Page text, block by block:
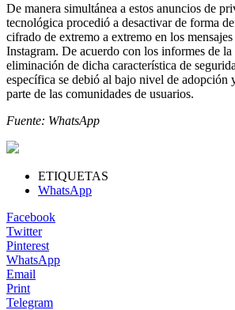
De manera simultánea a estos anuncios de
tecnológica procedió a desactivar de forma
cifrado de extremo a extremo en los
Instagram. De acuerdo con los informes de
eliminación de dicha característica de
específica se debió al bajo nivel de adopción
parte de las comunidades de usuarios.
Fuente: WhatsApp
ETIQUETAS
WhatsApp
Facebook
Twitter
Pinterest
WhatsApp
Email
Print
Telegram